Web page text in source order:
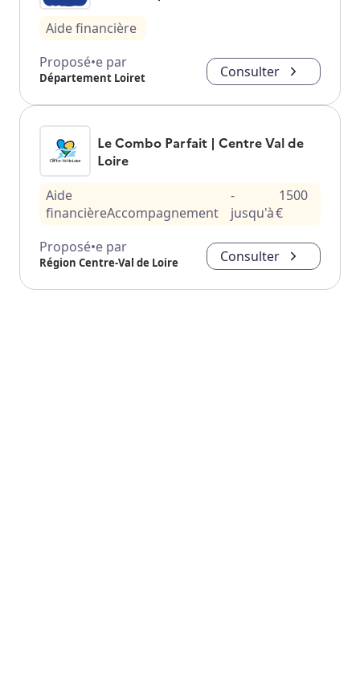
Aide financière
Proposé•e par
Département Loiret Consulter
Le Combo Parfait | Centre Val de
Loire
Aide
financièreAccompagnement
-
jusqu'à
1500
€
Proposé•e par
Région Centre-Val de Loire Consulter